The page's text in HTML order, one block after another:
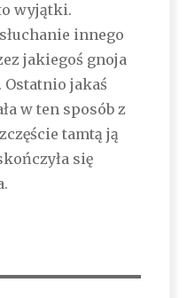
wyjątki.
innego
jakiegoś gnoja
Ostatnio jakaś
w ten sposób z
tamtą ją
się